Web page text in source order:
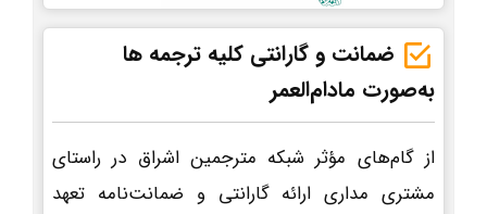
ضمانت و گارانتی کلیه ترجمه ها
به‌صورت مادام‌العمر
از گام‌های مؤثر شبکه مترجمین اشراق در راستای
مشتری مداری ارائه گارانتی و ضمانت‌نامه تعهد